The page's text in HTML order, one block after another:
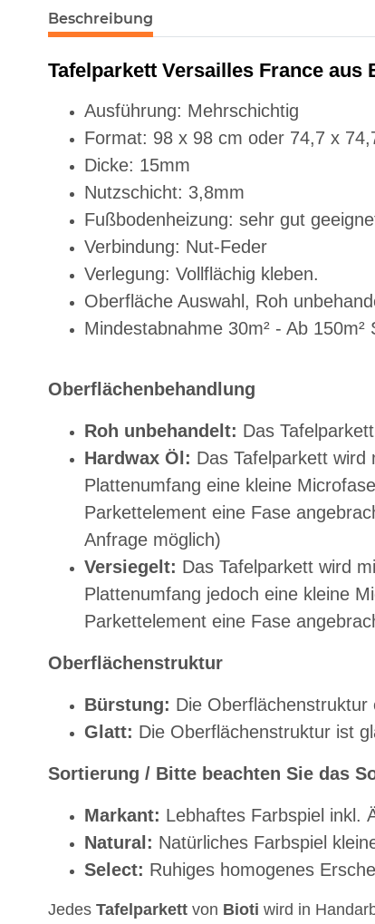
Beschreibung
Tafelparkett Versailles France aus
Ausführung: Mehrschichtig
Format: 98 x 98 cm oder 74,7 x
Dicke: 15mm
Nutzschicht: 3,8mm
Fußbodenheizung: sehr gut
Verbindung: Nut-Feder
Verlegung: Vollflächig kleben.
Oberfläche Auswahl, Roh
Mindestabnahme 30m² - Ab
Oberflächenbehandlung
Roh unbehandelt: Das
Hardwax Öl: Das Tafelparkett
Plattenumfang eine kleine
Parkettelement eine Fase
Anfrage möglich)
Versiegelt: Das Tafelparkett wird
Plattenumfang jedoch eine kleine
Parkettelement eine Fase
Oberflächenstruktur
Bürstung: Die
Glatt: Die Oberflächenstruktur ist
Sortierung / Bitte beachten Sie das
Markant: Lebhaftes Farbspiel inkl.
Natural: Natürliches Farbspiel
Select: Ruhiges homogenes
Jedes Tafelparkett von Bioti wird in